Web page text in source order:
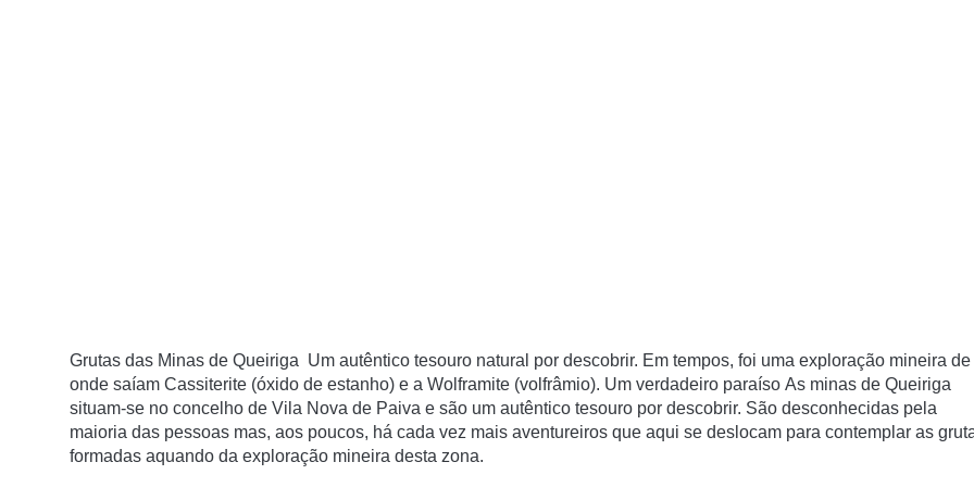
Grutas das Minas de Queiriga Um autêntico tesouro natural por descobrir. Em tempos, foi uma exploração mineira de
onde saíam Cassiterite (óxido de estanho) e a Wolframite (volfrâmio). Um verdadeiro paraíso As minas de Queiriga
situam-se no concelho de Vila Nova de Paiva e são um autêntico tesouro por descobrir. São desconhecidas pela
maioria das pessoas mas, aos poucos, há cada vez mais aventureiros que aqui se deslocam para contemplar as
formadas aquando da exploração mineira desta zona.